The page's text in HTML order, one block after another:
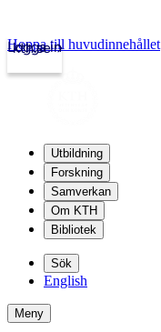
kth.se
Logga in
Hoppa till huvudinnehållet
Utbildning
Forskning
Samverkan
Om KTH
Bibliotek
Sök
English
Meny